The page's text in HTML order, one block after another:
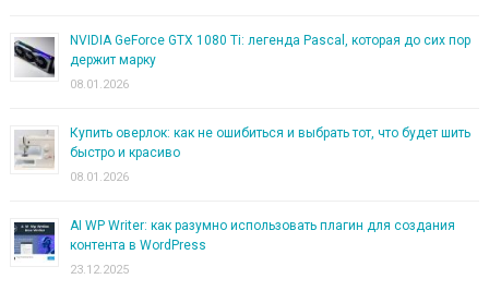
NVIDIA GeForce GTX 1080 Ti: легенда Pascal, которая до сих пор
держит марку
08.01.2026
Купить оверлок: как не ошибиться и выбрать тот, что будет шить
быстро и красиво
08.01.2026
AI WP Writer: как разумно использовать плагин для создания
контента в WordPress
23.12.2025